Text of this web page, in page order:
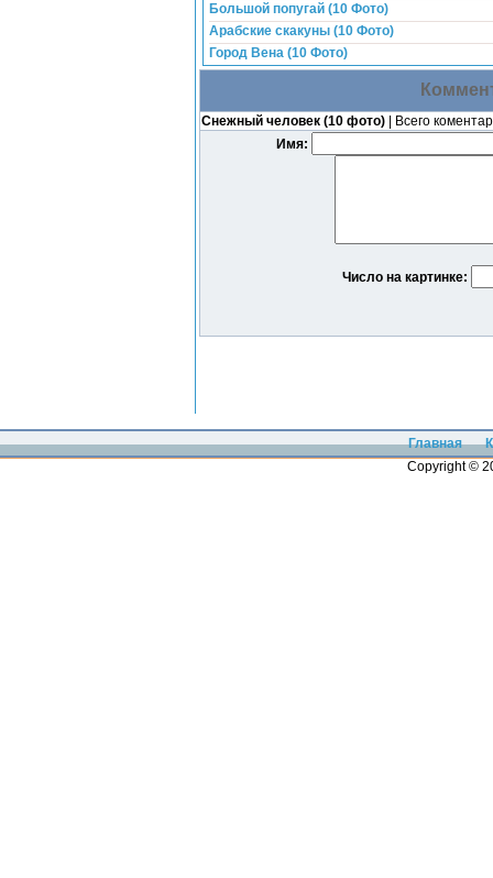
Большой попугай (10 Фото)
Арабские скакуны (10 Фото)
Город Вена (10 Фото)
Снежный человек (10 фото) | Всего
Имя:
Число на картинке:
Главная
Copyright ©